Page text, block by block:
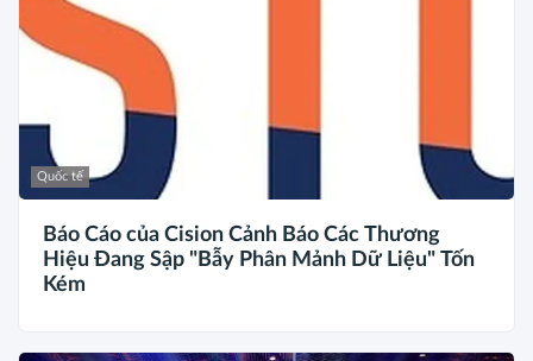
Quốc tế
Báo Cáo của Cision Cảnh Báo Các Thương
Hiệu Đang Sập "Bẫy Phân Mảnh Dữ Liệu" Tốn
Kém